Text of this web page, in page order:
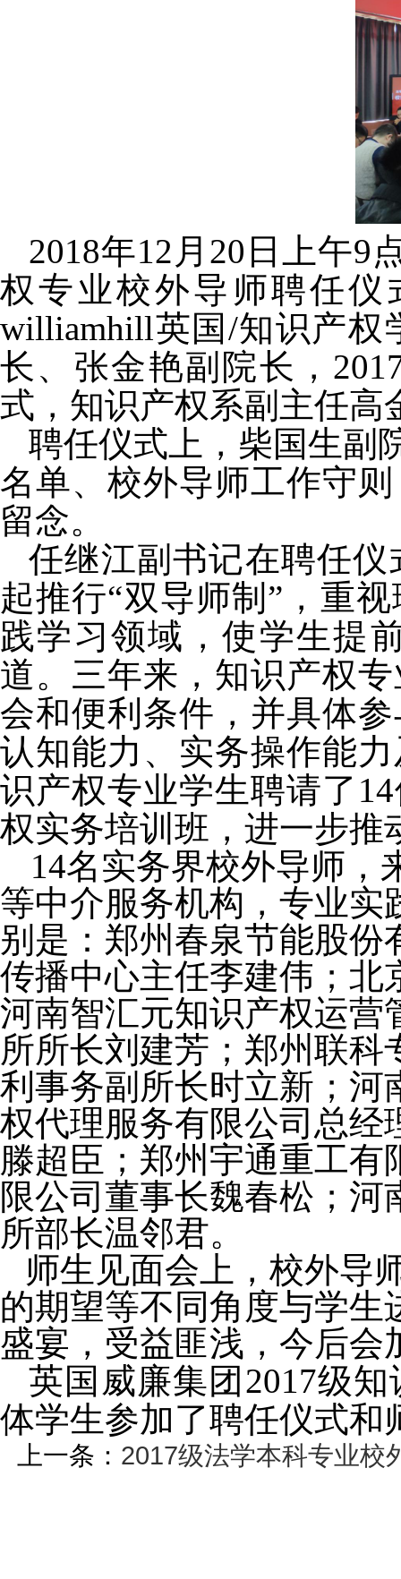
2018年12月20 日上午9
权专业校外导师聘任
williamhill英国/知识产权
长、 张金艳副院长， 201
式，知识产权系副主任高
聘任仪式上，柴国生副
名单、校外导师工作守
留念。
任继江副书记在聘任仪
起推行“双导师制”， 重
践学习领域，使学生提
道。 三年来，知识产权
会和便利条件，并具体
认知能力、实务操作能
识产权专业学生聘请了 14
权实务培训班，进一步推
14名实务界校外导师，
等中介服务机构，专业实
别是： 郑州春泉节能股份
传播中心主任李建伟；北
河南智汇元知识产权运营
所所长刘建芳；郑州联
利事务副所长时立新 ；
权代理服务有限公司总经
滕超臣 ；郑州宇通重工
限公司董事长魏春松 ；
所部长温邻君。
师生见面会上，校外导
的期望等不同角度与学
盛宴，受益匪浅，今后会
英国威廉集团 2017级
体学生参加了聘任仪式和
上一条： 2017级法学本科专业校